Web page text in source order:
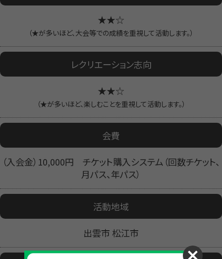
★★☆
（★が多いほど、大会等での成績を重視して活動します。）
レクリエーション志向
★★☆
（★が多いほど、楽しむことを重視して活動します。）
会費
（入会金）10,000円 チケット購入システム（回数チケット、
月パス、年パス）
活動地域
出雲市 松江市